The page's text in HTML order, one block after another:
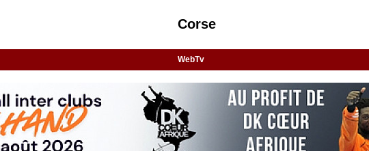
Corse
WebTv